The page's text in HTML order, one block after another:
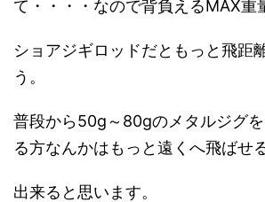
て・・・・なので背負えるMAX重
ショアジギロッドだともっと飛距
う。
普段から50g～80gのメタルジグ
る方なんかはもっと遠くへ飛ばせ
出来ると思います。